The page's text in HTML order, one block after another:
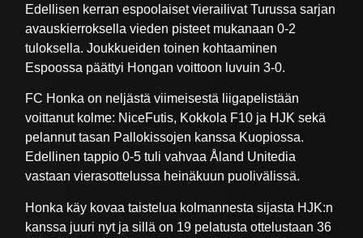
Edellisen kerran espoolaiset vierailivat Turussa sarjan
avauskierroksella vieden pisteet mukanaan 0-2
tuloksella. Joukkueiden toinen kohtaaminen
Espoossa päättyi Hongan voittoon luvuin 3-0.
FC Honka on neljästä viimeisestä liigapelistään
voittanut kolme: NiceFutis, Kokkola F10 ja HJK sekä
pelannut tasan Pallokissojen kanssa Kuopiossa.
Edellinen tappio 0-5 tuli vahvaa Åland Unitedia
vastaan vierasottelussa heinäkuun puolivälissä.
Honka käy kovaa taistelua kolmannesta sijasta HJK:n
kanssa juuri nyt ja sillä on 19 pelatusta ottelustaan 36